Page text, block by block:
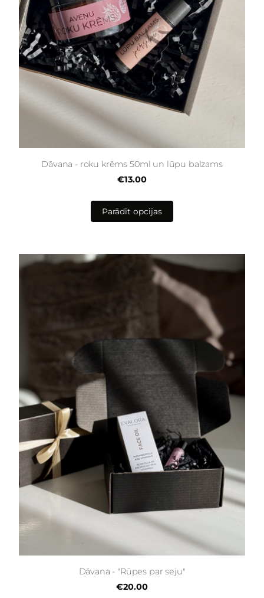
Dāvana - roku krēms 50ml un lūpu balzams
€13.00
Parādīt opcijas
Dāvana - "Rūpes par seju"
€20.00